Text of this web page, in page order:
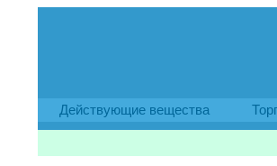
Действующие вещества